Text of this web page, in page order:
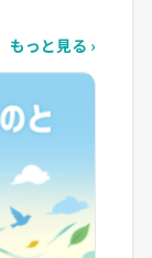
もっと見る